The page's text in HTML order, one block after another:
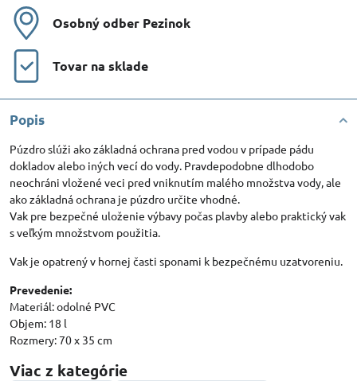
Osobný odber Pezinok
Tovar na sklade
Popis
Púzdro slúži ako základná ochrana pred vodou v prípade pádu
dokladov alebo iných vecí do vody. Pravdepodobne dlhodobo
neochráni vložené veci pred vniknutím malého množstva vody, ale
ako základná ochrana je púzdro určite vhodné.
Vak pre bezpečné uloženie výbavy počas plavby alebo praktický vak
s veľkým množstvom použitia.
Vak je opatrený v hornej časti sponami k bezpečnému uzatvoreniu.
Prevedenie:
Materiál: odolné PVC
Objem: 18 l
Rozmery: 70 x 35 cm
Viac z kategórie